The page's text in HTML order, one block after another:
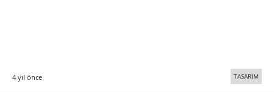
4 yıl önce TASARIM